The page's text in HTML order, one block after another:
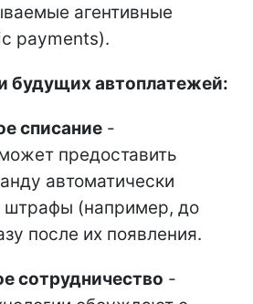
агентивные
payments).
будущих автоплатежей:
списание -
предоставить
автоматически
штрафы (например, до
после их появления.
сотрудничество -